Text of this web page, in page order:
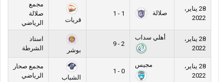
28 يناير،
2022
صلالة
1 - 1
قريات
مجمع
صلالة
الرياضي
28 يناير،
2022
أهلي سداب
2 - 9
بوشر
استاد
الشرطة
28 يناير،
2022
مجيس
0 - 1
الشباب
مجمع صحار
الرياضي